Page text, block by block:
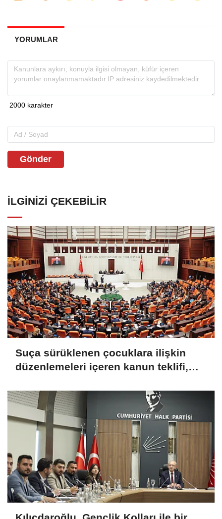
YORUMLAR
Gönder
İLGINIZI ÇEKEBILIR
Suça sürüklenen çocuklara ilişkin
düzenlemeleri içeren kanun teklifi,